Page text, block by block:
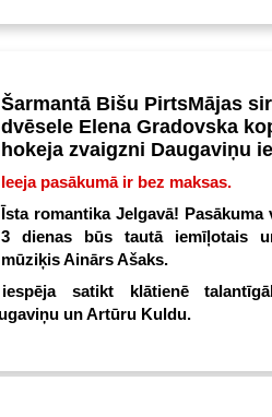
Šarmantā Bišu PirtsMājas
dvēsele Elena Gradovska
hokeja zvaigzni Daugaviņu
Ieeja pasākumā ir bez maksas.
Īsta romantika Jelgavā! Pasākuma
3 dienas būs tautā iemīļotais
mūziķis Ainārs Ašaks.
satikt klātienē
un Artūru Kuldu.